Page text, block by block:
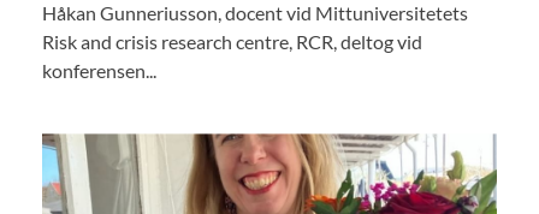
Håkan Gunneriusson, docent vid Mittuniversitetets
Risk and crisis research centre, RCR, deltog vid
konferensen...